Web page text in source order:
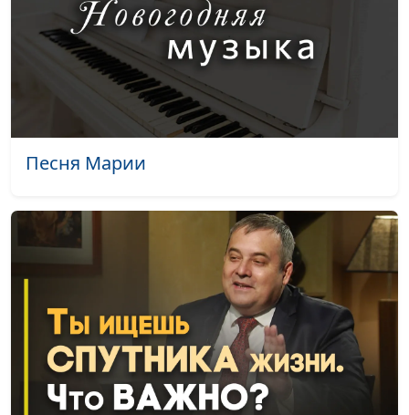
идеальны?
Юрий Волобоев,
священнослужитель,
магистр теологии
Бог призывает
Авраама: почему и
Валерий Малышев,
Юрий Волобоев,
священнослужитель,
взгляд на мир?
Павел Гончар, магистр
богословия
В чём смысл
Юлия Синицына,
Павел Гончар, магистр
богословия
#495
Онлайн-церковь —
это хорошо?
Юлия Синицына,
Павел Гончар, магистр
богословия
#494
Песня Марии